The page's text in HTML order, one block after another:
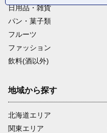
日用品・雑貨
パン・菓子類
フルーツ
ファッション
飲料(酒以外)
地域から探す
北海道エリア
関東エリア